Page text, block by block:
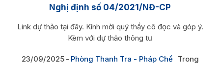
Nghị định số 04/2021/NĐ-CP
Link dự thảo tại đây. Kính mời quý thầy cô đọc và góp ý.
Kèm với dự thảo thông tư
23/09/2025 Phòng Thanh Tra - Pháp Chế
Trong